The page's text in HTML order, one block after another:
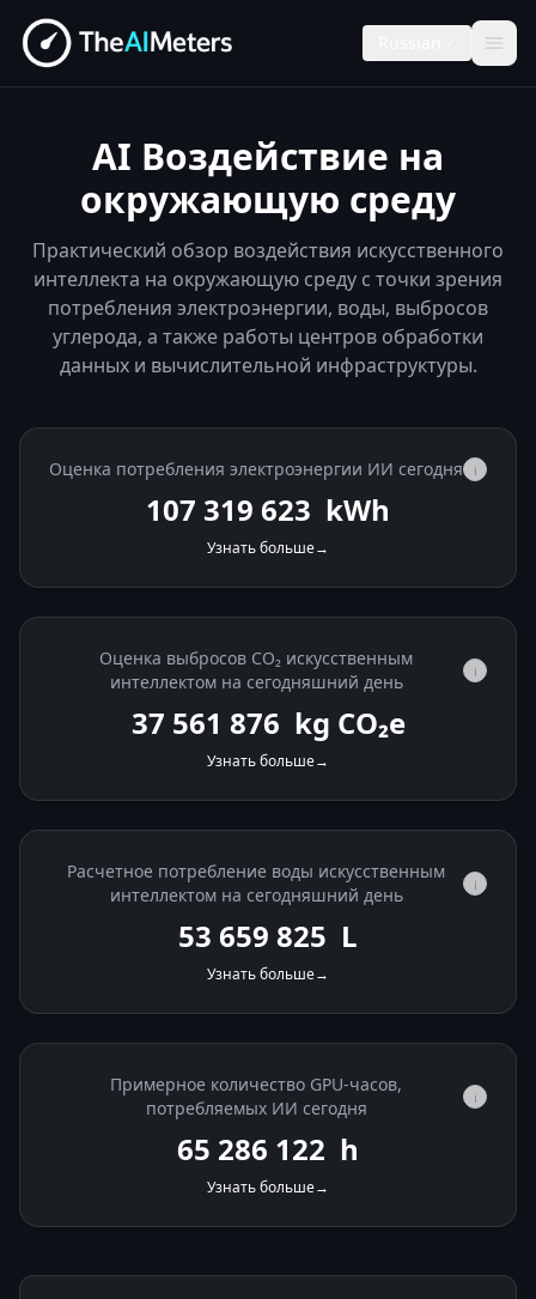
AI Воздействие на
окружающую среду
Практический обзор воздействия искусственного
интеллекта на окружающую среду с точки зрения
потребления электроэнергии, воды, выбросов
углерода, а также работы центров обработки
данных и вычислительной инфраструктуры.
Оценка потребления электроэнергии ИИ сегодня i
107 320 932 kWh
Узнать больше→
Оценка выбросов CO₂ искусственным
интеллектом на сегодняшний день
i
37 562 335 kg CO₂e
Узнать больше→
Расчетное потребление воды искусственным
интеллектом на сегодняшний день
i
53 660 480 L
Узнать больше→
Примерное количество GPU-часов,
потребляемых ИИ сегодня
i
65 286 918 h
Узнать больше→